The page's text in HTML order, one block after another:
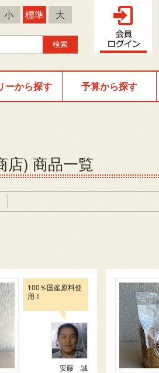
小 標準 大
ーから探す 予算から探す
) 商品一覧
100％国産原料使
用！
安藤 誠